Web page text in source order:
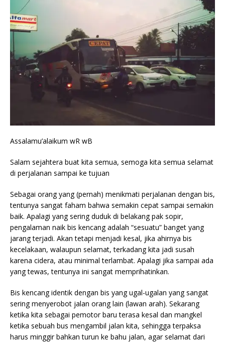
Assalamu’alaikum wR wB
Salam sejahtera buat kita semua, semoga kita semua selamat
di perjalanan sampai ke tujuan
Sebagai orang yang (pernah) menikmati perjalanan dengan bis,
tentunya sangat faham bahwa semakin cepat sampai semakin
baik. Apalagi yang sering duduk di belakang pak sopir,
pengalaman naik bis kencang adalah “sesuatu” banget yang
jarang terjadi. Akan tetapi menjadi kesal, jika ahirnya bis
kecelakaan, walaupun selamat, terkadang kita jadi susah
karena cidera, atau minimal terlambat. Apalagi jika sampai ada
yang tewas, tentunya ini sangat memprihatinkan.
Bis kencang identik dengan bis yang ugal-ugalan yang sangat
sering menyerobot jalan orang lain (lawan arah). Sekarang
ketika kita sebagai pemotor baru terasa kesal dan mangkel
ketika sebuah bus mengambil jalan kita, sehingga terpaksa
harus minggir bahkan turun ke bahu jalan, agar selamat dari